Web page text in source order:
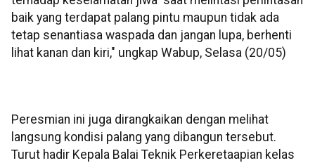
baik yang terdapat palang pintu maupun tidak ada
tetap senantiasa waspada dan jangan lupa, berhenti
lihat kanan dan kiri," ungkap Wabup, Selasa (20/05)
Peresmian ini juga dirangkaikan dengan melihat
langsung kondisi palang yang dibangun tersebut.
Turut hadir Kepala Balai Teknik Perkeretaapian kelas